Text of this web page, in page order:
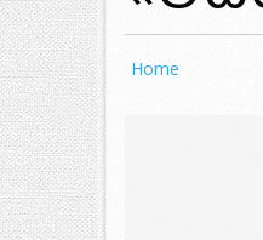
Home